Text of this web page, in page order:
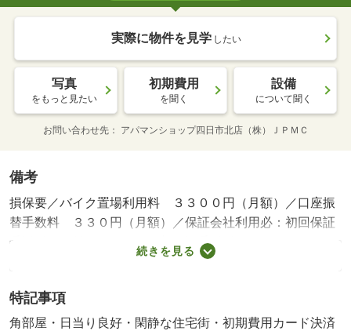
実際に物件を見学 したい
写真
をもっと見たい
初期費用
を聞く
設備
について聞く
お問い合わせ先 アパマンショップ四日市北店（株）ＪＰＭＣ
備考
損保要／バイク置場利用料 ３３００円（月額）／口座振
替手数料 ３３０円（月額）／保証会社利用必：初回保証
委託料総賃料の５０％・更新保証委託料￥１２，０００円
／年／平置駐／［退去時費用 エアコンクリーニング：１
鍵交換費用（課税対象：３３，０００円退去費用実費精算
※故意・過失等別途実費］室内清掃費用 ３３０００円、
続きを見る
特記事項
角部屋・日当り良好・閑静な住宅街・初期費用カード決済